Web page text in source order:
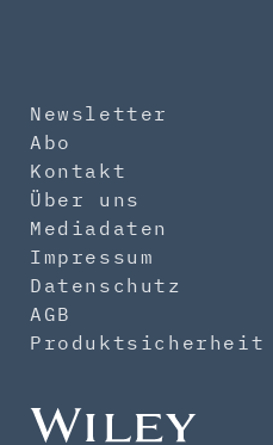
Newsletter
Abo
Kontakt
Über uns
Mediadaten
Impressum
Datenschutz
AGB
Produktsicherheit